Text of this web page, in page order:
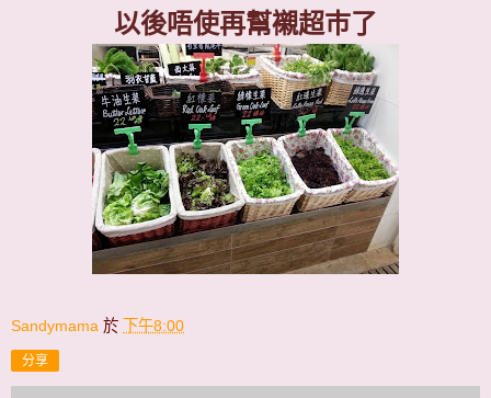
以後唔使再幫襯超巿了
Sandymama 於 下午8:00
分享